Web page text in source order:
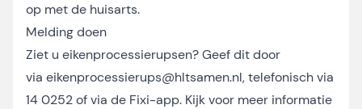
op met de huisarts.
Melding doen
Ziet u eikenprocessierupsen? Geef dit door
via eikenprocessierups@hltsamen.nl, telefonisch via
14 0252 of via de Fixi-app. Kijk voor meer informatie